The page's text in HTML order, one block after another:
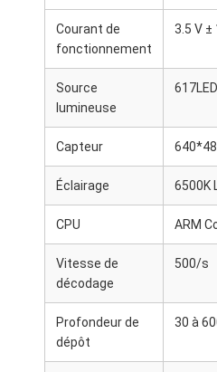
Courant de
fonctionnement
3.5 V ±
Source
lumineuse
617LED
Capteur
Éclairage 6500K
CPU ARM
Vitesse de
décodage
500/s
Profondeur de
dépôt
30 à